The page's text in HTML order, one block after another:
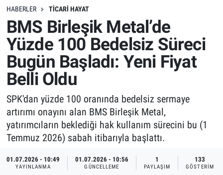
HABERLER TICARI HAYAT
BMS Birleşik Metal’de
Yüzde 100 Bedelsiz Süreci
Bugün Başladı: Yeni Fiyat
Belli Oldu
SPK'dan yüzde 100 oranında bedelsiz sermaye
artırımı onayını alan BMS Birleşik Metal,
yatırımcıların beklediği hak kullanım sürecini bu (1
Temmuz 2026) sabah itibarıyla başlattı.
01.07.2026 - 10:49
YAYINLANMA
01.07.2026 - 10:56
GÜNCELLEME
1
PAYLAŞIM
133
GÖSTERIM